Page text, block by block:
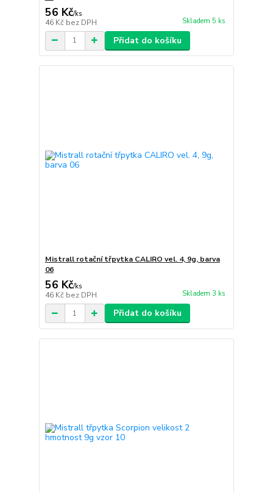
56 Kč/ks
46 Kč bez DPH Skladem 5 ks
Přidat do košíku
Mistrall rotační třpytka CALIRO vel. 4, 9g, barva
06
56 Kč/ks
46 Kč bez DPH Skladem 3 ks
Přidat do košíku